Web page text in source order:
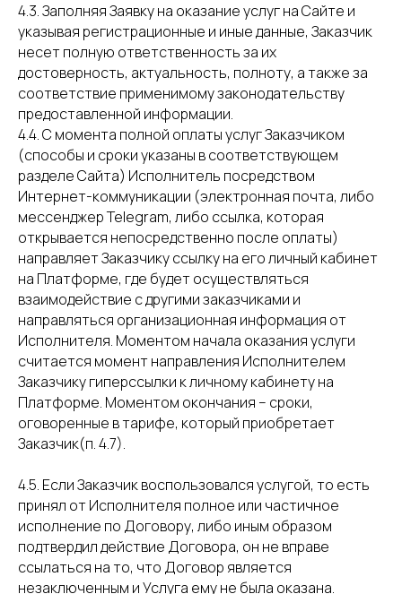
4.3. Заполняя Заявку на оказание услуг на Сайте и
указывая регистрационные и иные данные, Заказчик
несет полную ответственность за их
достоверность, актуальность, полноту, а также за
соответствие применимому законодательству
предоставленной информации.
4.4. С момента полной оплаты услуг Заказчиком
(способы и сроки указаны в соответствующем
разделе Сайта) Исполнитель посредством
Интернет-коммуникации (электронная почта, либо
мессенджер Telegram, либо ссылка, которая
открывается непосредственно после оплаты)
направляет Заказчику ссылку на его личный кабинет
на Платформе, где будет осуществляться
взаимодействие с другими заказчиками и
направляться организационная информация от
Исполнителя. Моментом начала оказания услуги
считается момент направления Исполнителем
Заказчику гиперссылки к личному кабинету на
Платформе. Моментом окончания – сроки,
оговоренные в тарифе, который приобретает
Заказчик(п. 4.7).
4.5. Если Заказчик воспользовался услугой, то есть
принял от Исполнителя полное или частичное
исполнение по Договору, либо иным образом
подтвердил действие Договора, он не вправе
ссылаться на то, что Договор является
незаключенным и Услуга ему не была оказана.